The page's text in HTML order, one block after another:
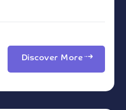
Discover More